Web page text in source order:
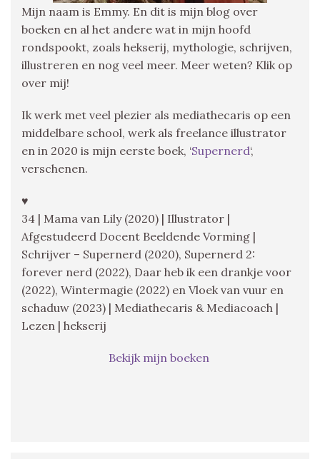
Mijn naam is Emmy. En dit is mijn blog over
boeken en al het andere wat in mijn hoofd
rondspookt, zoals hekserij, mythologie, schrijven,
illustreren en nog veel meer. Meer weten? Klik op
over mij!
Ik werk met veel plezier als mediathecaris op een
middelbare school, werk als freelance illustrator
en in 2020 is mijn eerste boek, ‘Supernerd‘,
verschenen.
♥
34 | Mama van Lily (2020) | Illustrator |
Afgestudeerd Docent Beeldende Vorming |
Schrijver – Supernerd (2020), Supernerd 2:
forever nerd (2022), Daar heb ik een drankje voor
(2022), Wintermagie (2022) en Vloek van vuur en
schaduw (2023) | Mediathecaris & Mediacoach |
Lezen | hekserij
Bekijk mijn boeken